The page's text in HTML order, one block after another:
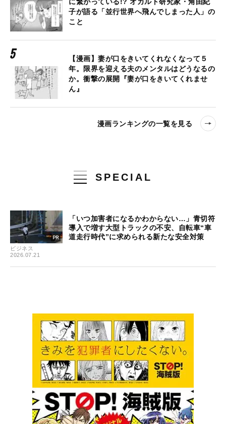
に繋がっている!? オカルト研究家・角由紀
子が語る「並行世界へ飛んでしまった人」の
こと
【漫画】妻が口をきいてくれなくなって５
年。限界を迎える夫のメンタルはどうなるの
か。衝撃の展開『妻が口をきいてくれませ
ん』
漫画ランキングの一覧を見る
SPECIAL
ビジネス
2026.07.21
「いつ加害者になるかわからない…」青切符
導入で増す大型トラックの不安、自転車“車
道走行時代”に求められる新たな安全対策